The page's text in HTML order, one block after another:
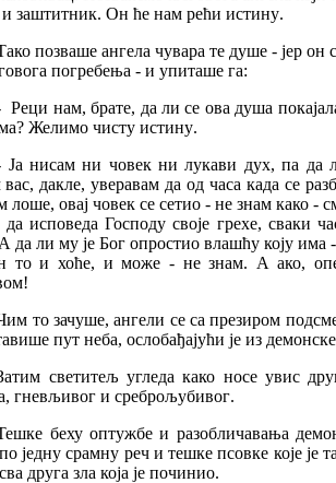
и заштитник. Он ће нам рећи истину.
позваше ангела чувара те душе -јер он
погребења - и упиташе га:
Реци нам,брате, да ли се ова душа
? Желимо чисту истину.
Ја нисам ни човек ни лукави дух,па да
вас, дакле,уверавам да од часа када се
лоше, овај човек се сетио- не знам како -
да исповеда Господу своје грехе, сваки
А да ли му је Бог опростио влашћу коју има
то и хоће, и може - не знам. А ако,
!
то зачуше,ангели се са презиром
пут неба, ослобађајући је из демонске
светитељ угледа како носе увис
, гневљивог и среброљубивог.
беху оптужбе и разобличавања
по једну срамну реч и тешке псовке које је
сва друга зла која је починио.